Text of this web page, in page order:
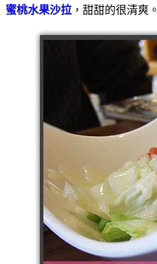
蜜桃水果沙拉 ，甜甜的很清爽。